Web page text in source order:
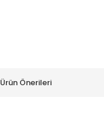
Ürün Önerileri